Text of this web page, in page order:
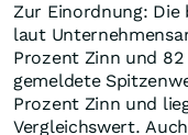
Zur Einordnung: Die
laut
Prozent Zinn und
gemeldete
Prozent Zinn und
Vergleichswert.